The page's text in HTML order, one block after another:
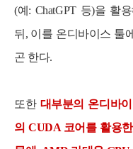
(예: ChatGPT 등)을 활
뒤, 이를 온디바이스 툴
곤 한다.
또한 대부분의 온디바
의 CUDA 코어를 활용